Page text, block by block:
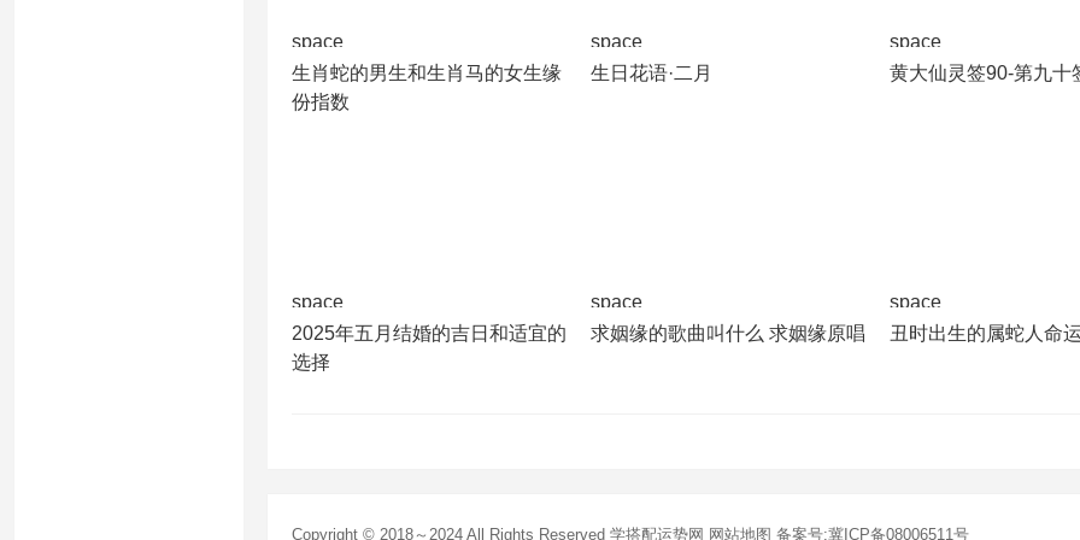
space
生肖蛇的男生和生肖马的女生缘
份指数
space
生日花语·二月
space
黄大仙灵签90-第九十
space
2025年五月结婚的吉日和适宜的
选择
space
求姻缘的歌曲叫什么 求姻缘原唱
space
丑时出生的属蛇人命运
Copyright © 2018～2024 All Rights Reserved 学搭配运势网 网站地图 备案号:冀ICP备08006511号